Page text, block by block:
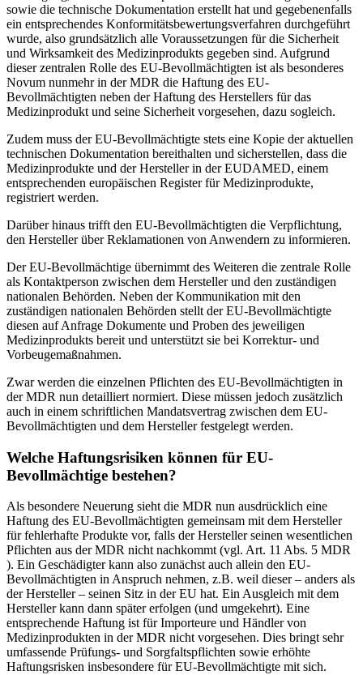
sowie die technische Dokumentation erstellt hat und gegebenenfalls
ein entsprechendes Konformitätsbewertungsverfahren durchgeführt
wurde, also grundsätzlich alle Voraussetzungen für die Sicherheit
und Wirksamkeit des Medizinprodukts gegeben sind. Aufgrund
dieser zentralen Rolle des EU-Bevollmächtigten ist als besonderes
Novum nunmehr in der MDR die Haftung des EU-
Bevollmächtigten neben der Haftung des Herstellers für das
Medizinprodukt und seine Sicherheit vorgesehen, dazu sogleich.
Zudem muss der EU-Bevollmächtigte stets eine Kopie der aktuellen
technischen Dokumentation bereithalten und sicherstellen, dass die
Medizinprodukte und der Hersteller in der EUDAMED, einem
entsprechenden europäischen Register für Medizinprodukte,
registriert werden.
Darüber hinaus trifft den EU-Bevollmächtigten die Verpflichtung,
den Hersteller über Reklamationen von Anwendern zu informieren.
Der EU-Bevollmächtige übernimmt des Weiteren die zentrale Rolle
als Kontaktperson zwischen dem Hersteller und den zuständigen
nationalen Behörden. Neben der Kommunikation mit den
zuständigen nationalen Behörden stellt der EU-Bevollmächtigte
diesen auf Anfrage Dokumente und Proben des jeweiligen
Medizinprodukts bereit und unterstützt sie bei Korrektur- und
Vorbeugemaßnahmen.
Zwar werden die einzelnen Pflichten des EU-Bevollmächtigten in
der MDR nun detailliert normiert. Diese müssen jedoch zusätzlich
auch in einem schriftlichen Mandatsvertrag zwischen dem EU-
Bevollmächtigten und dem Hersteller festgelegt werden.
Welche Haftungsrisiken können für EU-
Bevollmächtige bestehen?
Als besondere Neuerung sieht die MDR nun ausdrücklich eine
Haftung des EU-Bevollmächtigten gemeinsam mit dem Hersteller
für fehlerhafte Produkte vor, falls der Hersteller seinen wesentlichen
Pflichten aus der MDR nicht nachkommt (vgl. Art. 11 Abs. 5 MDR
). Ein Geschädigter kann also zunächst auch allein den EU-
Bevollmächtigten in Anspruch nehmen, z.B. weil dieser – anders als
der Hersteller – seinen Sitz in der EU hat. Ein Ausgleich mit dem
Hersteller kann dann später erfolgen (und umgekehrt). Eine
entsprechende Haftung ist für Importeure und Händler von
Medizinprodukten in der MDR nicht vorgesehen. Dies bringt sehr
umfassende Prüfungs- und Sorgfaltspflichten sowie erhöhte
Haftungsrisken insbesondere für EU-Bevollmächtigte mit sich.